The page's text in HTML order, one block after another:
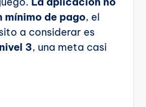
mínimo de pago, el
a considerar es
3, una meta casi